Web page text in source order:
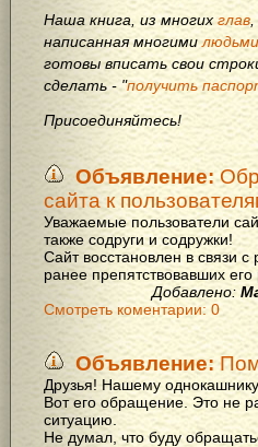
Наша книга, из многихглав
написанная многимилюдьми
готовы вписать свои
сделать - "получить
Присоединяйтесь!
Объявление:
сайта к
Уважаемые пользователи
также содруги и содружки!
Сайт восстановлен в связи
ранее препятствовавших
Добавлено:
Смотреть коментарии: 0
Объявление:
Друзья! Нашему
Вот его обращение. Это не
ситуацию.
Не думал, что буду